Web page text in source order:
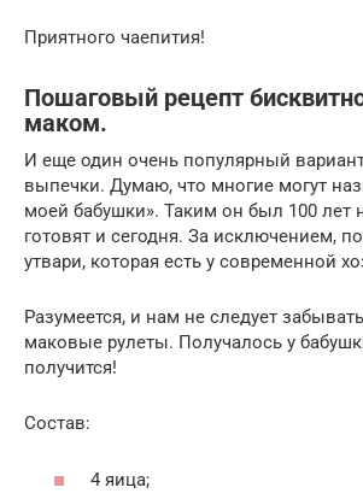
Приятного чаепития!
Пошаговый рецепт
маком.
И еще один очень популярный
выпечки. Думаю, что многие могут
моей бабушки». Таким он был 100 лет
готовят и сегодня. За исключением,
утвари, которая есть у современной
Разумеется, и нам не следует
маковые рулеты. Получалось у
получится!
Состав:
4 яица;